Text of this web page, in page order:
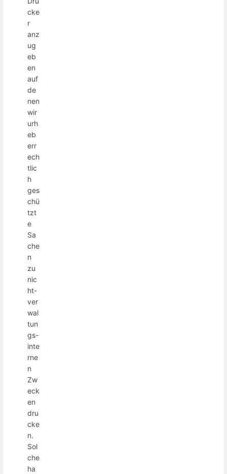
cke
r
anz
ug
eb
en
auf
de
nen
wir
urh
eb
err
ech
tlic
h
ges
chü
tzt
e
Sa
che
n
zu
nic
ht-
ver
wal
tun
gs-
inte
rne
n
Zw
eck
en
dru
cke
n.
Sol
che
ha